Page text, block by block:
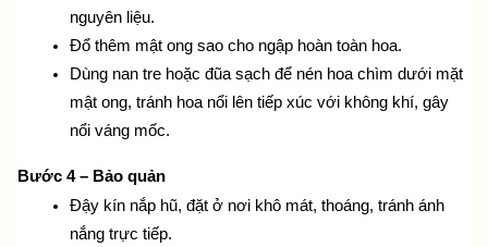
nguyên liệu.
Đổ thêm mật ong sao cho ngập hoàn toàn hoa.
Dùng nan tre hoặc đũa sạch để nén hoa chìm dưới mặt
mật ong, tránh hoa nổi lên tiếp xúc với không khí, gây
nổi váng mốc.
Bước 4 – Bảo quản
Đậy kín nắp hũ, đặt ở nơi khô mát, thoáng, tránh ánh
nắng trực tiếp.